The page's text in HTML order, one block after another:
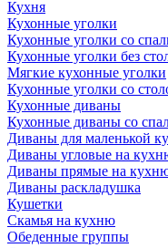
Кухня
Кухонные уголки
Кухонные уголки со
Кухонные уголки без
Мягкие кухонные уголки
Кухонные уголки со
Кухонные диваны
Кухонные диваны со
Диваны для маленькой
Диваны угловые на
Диваны прямые на
Диваны раскладушка
Кушетки
Скамья на кухню
Обеденные группы